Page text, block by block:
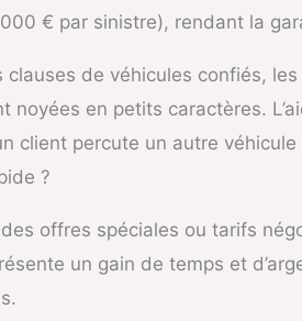
€ par sinistre), rendant la
de véhicules confiés,
noyées en petits caractères.
client percute un autre
?
offres spéciales ou tarifs
un gain de temps et